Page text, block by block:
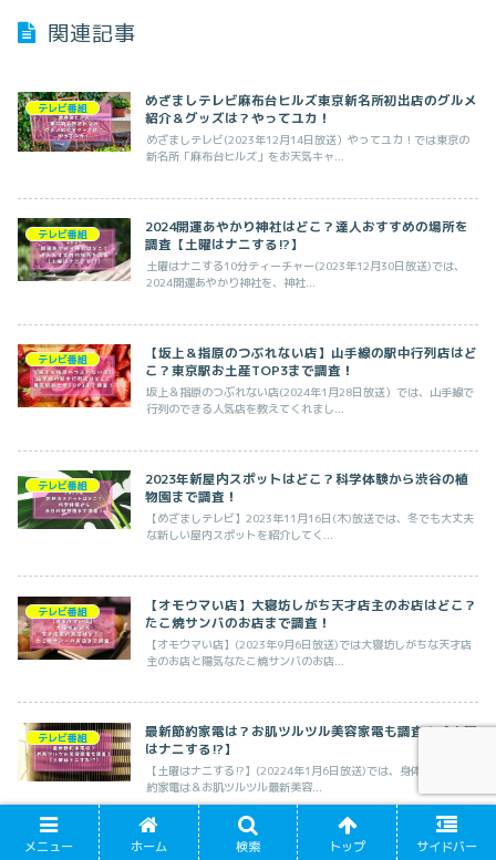
関連記事
テレビ番組
めざましテレビ麻布台ヒルズ東京新名所初出店のグルメ
紹介＆グッズは？やってユカ！
めざましテレビ(2023年12月14日放送）やってユカ！では東京の
新名所「麻布台ヒルズ」をお天気キャ...
テレビ番組
2024開運あやかり神社はどこ？達人おすすめの場所を
調査【土曜はナニする!?】
土曜はナニする10分ティーチャー(2023年12月30日放送)では、
2024開運あやかり神社を、神社...
テレビ番組
【坂上＆指原のつぶれない店】山手線の駅中行列店はど
こ？東京駅お土産TOP3まで調査！
坂上＆指原のつぶれない店(2024年1月28日放送）では、山手線で
行列のできる人気店を教えてくれまし...
テレビ番組
2023年新屋内スポットはどこ？科学体験から渋谷の植
物園まで調査！
【めざましテレビ】2023年11月16日(木)放送では、冬でも大丈夫
な新しい屋内スポットを紹介してく...
テレビ番組
【オモウマい店】大寝坊しがち天才店主のお店はどこ？
たこ焼サンバのお店まで調査！
【オモウマい店】(2023年9月6日放送)では大寝坊しがちな天才店
主のお店と陽気なたこ焼サンバのお店...
テレビ番組
最新節約家電は？お肌ツルツル美容家電も調査！【土曜
はナニする!?】
【土曜はナニする!?】(20224年1月6日放送)では、身体ポカポカ節
約家電は＆お肌ツルツル最新美容...
メニュー ホーム 検索 トップ サイドバー